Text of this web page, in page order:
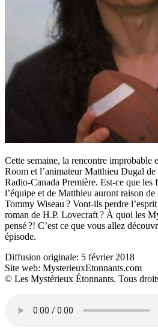
Cette semaine, la rencontre improbable
Room et l’animateur Matthieu Dugal de
Radio-Canada Première. Est-ce que les
l’équipe et de Matthieu auront raison
Tommy Wiseau ? Vont-ils perdre
roman de H.P. Lovecraft ? À quoi les
pensé ?! C’est ce que vous allez
épisode.
Diffusion originale: 5 février 2018
Site web: MysterieuxEtonnants.com
© Les Mystérieux Étonnants. Tous